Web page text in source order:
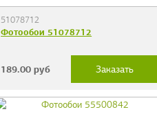
51078712
Фотообои 51078712
189.00 руб Заказать